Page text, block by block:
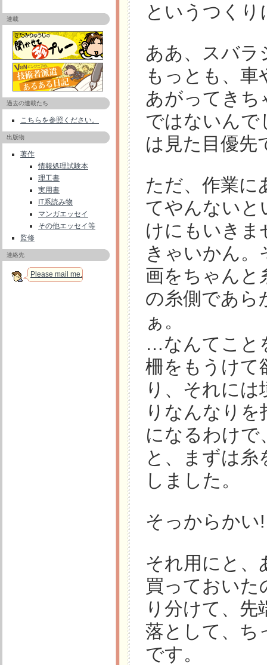
連載
過去の連載たち
こちらを参照ください。
出版物
著作
情報処理試験本
理工書
実用書
IT系読み物
マンガエッセイ
その他エッセイ等
監修
連絡先
Please mail me.
というつく
ああ、スバラ
もっとも、
あがってきち
ではないんで
は見た目優先
ただ、作業に
てやんないと
けにもいきま
きゃいかん
画をちゃんと
の糸側であら
ぁ。
…なんてこと
柵をもうけて
り、それに
りなんなり
になるわけ
と、まずは
しました。
そっからか
それ用にと、
買っておいた
り分けて、先
落として、ち
です。